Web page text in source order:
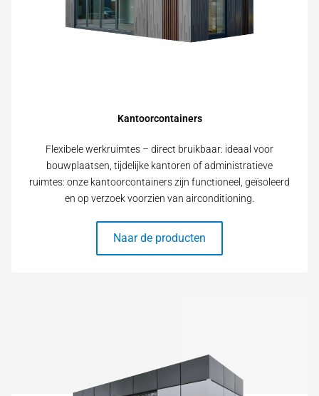
Kantoorcontainers
Flexibele werkruimtes – direct bruikbaar: ideaal voor
bouwplaatsen, tijdelijke kantoren of administratieve
ruimtes: onze kantoorcontainers zijn functioneel, geïsoleerd
en op verzoek voorzien van airconditioning.
Naar de producten